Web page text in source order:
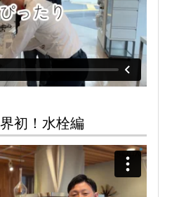
初！水栓編